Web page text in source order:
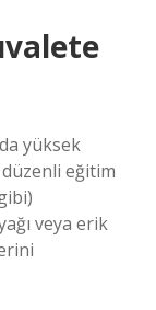
yüksek
eğitim
veya erik